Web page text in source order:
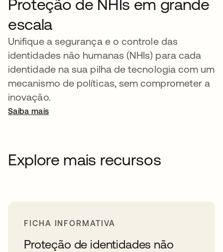
Proteção de NHIs em grande
escala
Unifique a segurança e o controle das
identidades não humanas (NHIs) para cada
identidade na sua pilha de tecnologia com um
mecanismo de políticas, sem comprometer a
inovação.
Saiba mais
Explore mais recursos
FICHA INFORMATIVA
Proteção de identidades não